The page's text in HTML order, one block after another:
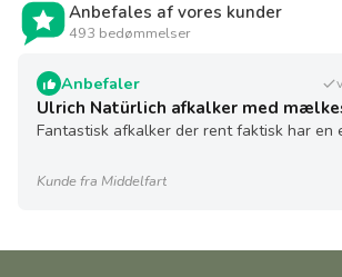
Anbefales af vores kunder
493 bedømmelser
Anbefaler
Fantastisk afkalker der rent faktisk har en
Kunde fra Middelfart